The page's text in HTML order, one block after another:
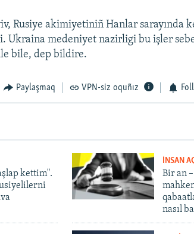
Rusiye akimiyetiniñ Hanlar sarayında
Ukraina medeniyet nazirligi bu işler
bile, dep bildire.
Paylaşmaq VPN-siz oquñız
kettim".
İNSAN
Bir an –
nasıl